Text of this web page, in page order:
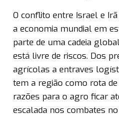
O conflito entre Israel e
a economia mundial em
parte de uma cadeia
está livre de riscos. Dos
agrícolas a entraves
tem a região como rota
razões para o agro ficar
escalada nos combates no